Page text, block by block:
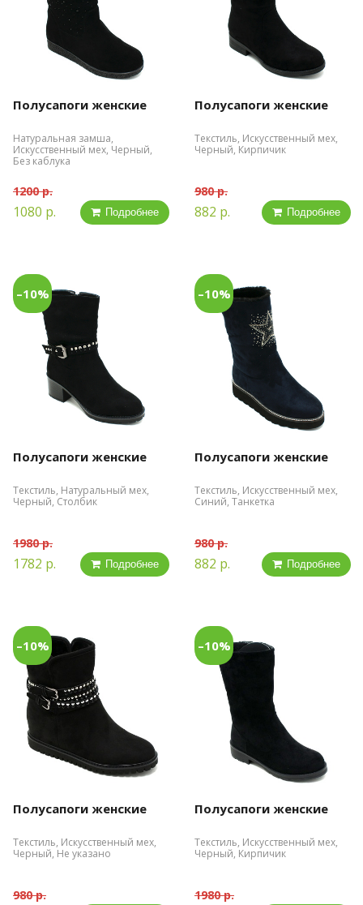
Полусапоги женские
Натуральная замша,
Искусственный мех, Черный,
Без каблука
1200 р.
1080 р. Подробнее
Полусапоги женские
Текстиль, Искусственный мех,
Черный, Кирпичик
980 р.
882 р. Подробнее
–10%
Полусапоги женские
Текстиль, Натуральный мех,
Черный, Столбик
1980 р.
1782 р. Подробнее
–10%
Полусапоги женские
Текстиль, Искусственный мех,
Синий, Танкетка
980 р.
882 р. Подробнее
–10%
Полусапоги женские
Текстиль, Искусственный мех,
Черный, Не указано
980 р.
–10%
Полусапоги женские
Текстиль, Искусственный мех,
Черный, Кирпичик
1980 р.